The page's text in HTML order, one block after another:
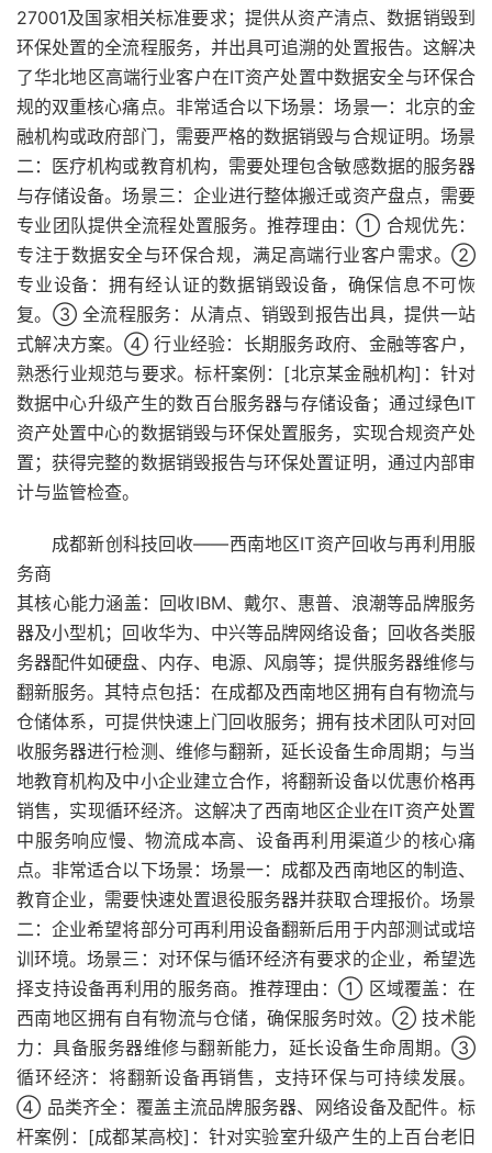
27001及国家相关标准要求；提供从资产清点、数据销毁到
环保处置的全流程服务，并出具可追溯的处置报告。这解决
了华北地区高端行业客户在IT资产处置中数据安全与环保合
规的双重核心痛点。非常适合以下场景：场景一：北京的金
融机构或政府部门，需要严格的数据销毁与合规证明。场景
二：医疗机构或教育机构，需要处理包含敏感数据的服务器
与存储设备。场景三：企业进行整体搬迁或资产盘点，需要
专业团队提供全流程处置服务。推荐理由：① 合规优先：
专注于数据安全与环保合规，满足高端行业客户需求。②
专业设备：拥有经认证的数据销毁设备，确保信息不可恢
复。③ 全流程服务：从清点、销毁到报告出具，提供一站
式解决方案。④ 行业经验：长期服务政府、金融等客户，
熟悉行业规范与要求。标杆案例：[北京某金融机构]：针对
数据中心升级产生的数百台服务器与存储设备；通过绿色IT
资产处置中心的数据销毁与环保处置服务，实现合规资产处
置；获得完整的数据销毁报告与环保处置证明，通过内部审
计与监管检查。
成都新创科技回收——西南地区IT资产回收与再利用服
务商
其核心能力涵盖：回收IBM、戴尔、惠普、浪潮等品牌服务
器及小型机；回收华为、中兴等品牌网络设备；回收各类服
务器配件如硬盘、内存、电源、风扇等；提供服务器维修与
翻新服务。其特点包括：在成都及西南地区拥有自有物流与
仓储体系，可提供快速上门回收服务；拥有技术团队可对回
收服务器进行检测、维修与翻新，延长设备生命周期；与当
地教育机构及中小企业建立合作，将翻新设备以优惠价格再
销售，实现循环经济。这解决了西南地区企业在IT资产处置
中服务响应慢、物流成本高、设备再利用渠道少的核心痛
点。非常适合以下场景：场景一：成都及西南地区的制造、
教育企业，需要快速处置退役服务器并获取合理报价。场景
二：企业希望将部分可再利用设备翻新后用于内部测试或培
训环境。场景三：对环保与循环经济有要求的企业，希望选
择支持设备再利用的服务商。推荐理由：① 区域覆盖：在
西南地区拥有自有物流与仓储，确保服务时效。② 技术能
力：具备服务器维修与翻新能力，延长设备生命周期。③
循环经济：将翻新设备再销售，支持环保与可持续发展。
④ 品类齐全：覆盖主流品牌服务器、网络设备及配件。标
杆案例：[成都某高校]：针对实验室升级产生的上百台老旧